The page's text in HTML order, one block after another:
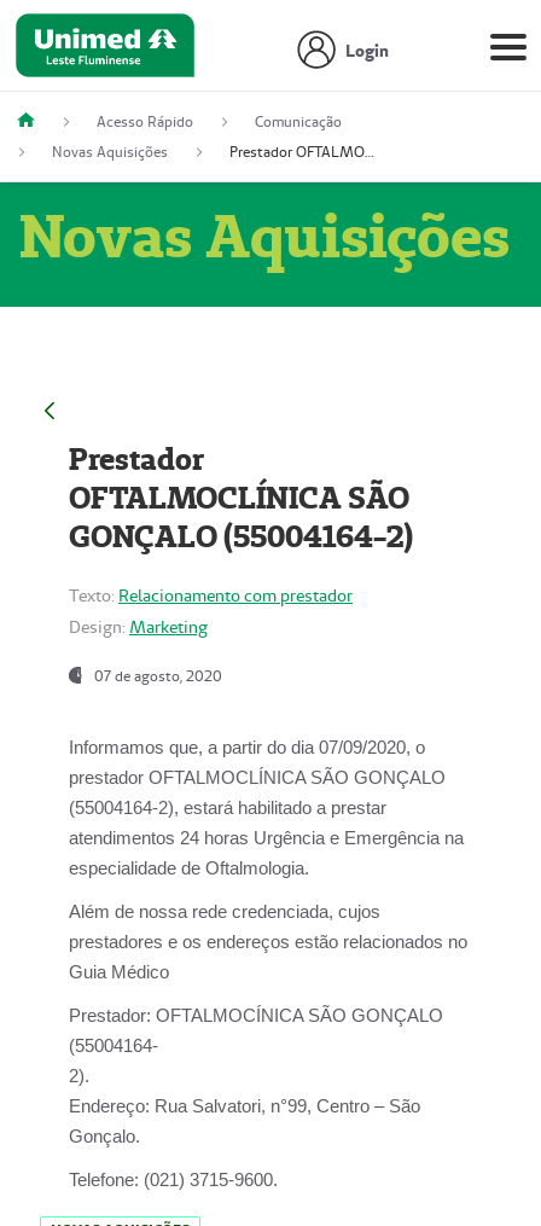
Login
Acesso Rápido
Comunicação
Novas Aquisições
Prestador OFTALMOCLÍNICA SÃO GONÇALO (55004164-2)
Novas Aquisições
Prestador
OFTALMOCLÍNICA SÃO
GONÇALO (55004164-2)
Texto: Relacionamento com prestador
Design: Marketing
07 de agosto, 2020
Informamos que, a partir do dia07/09/2020, o
prestador OFTALMOCLÍNICA SÃO GONÇALO
(55004164-2), estará habilitado a prestar
atendimentos 24 horas Urgência e Emergência na
especialidade de Oftalmologia.
Além de nossa rede credenciada, cujos
prestadores e os endereços estão relacionados no
Guia Médico
Prestador: OFTALMOCÍNICA SÃO GONÇALO
(55004164-
2).
Endereço: Rua Salvatori, n°99, Centro – São
Gonçalo.
Telefone: (021) 3715-9600.